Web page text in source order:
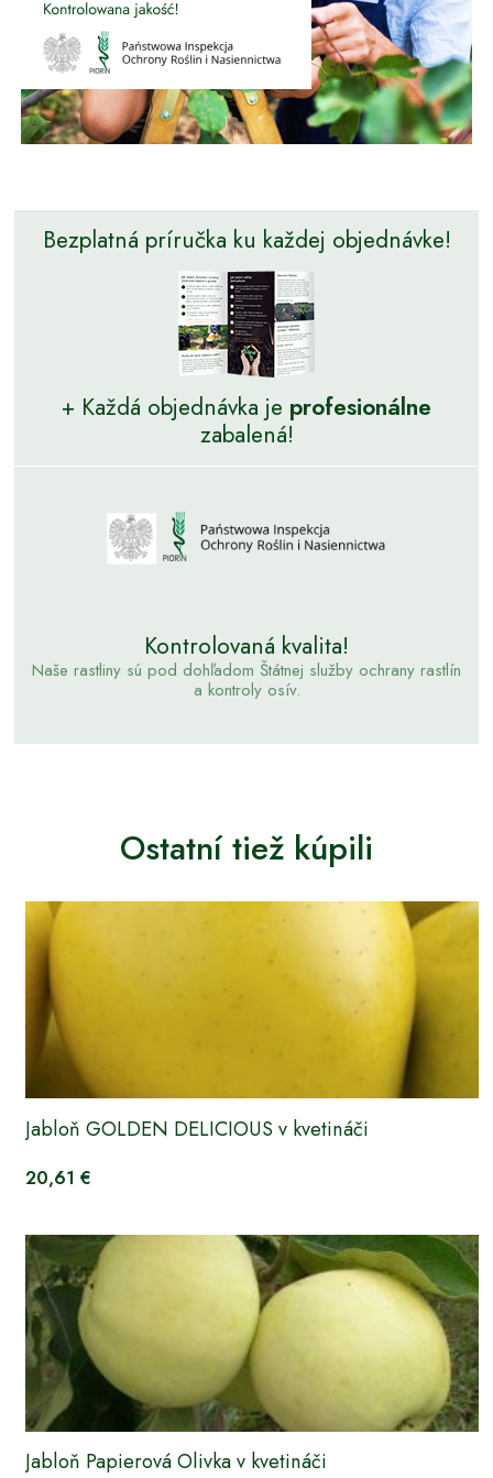
Bezplatná príručka ku každej objednávke!
+ Každá objednávka je profesionálne
zabalená!
Kontrolovaná kvalita!
Naše rastliny sú pod dohľadom Štátnej služby ochrany rastlín
a kontroly osív.
Ostatní tiež kúpili
Jabloň GOLDEN DELICIOUS v kvetináči
20,61 €
Jabloň Papierová Olivka v kvetináči